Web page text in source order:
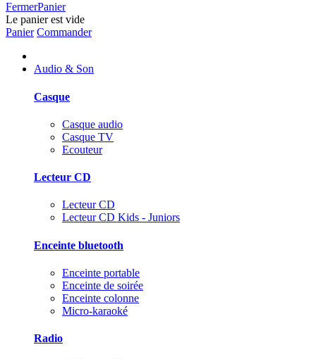
FermerPanier
Le panier est vide
Panier Commander
Audio & Son
Casque
Casque audio
Casque TV
Ecouteur
Lecteur CD
Lecteur CD
Lecteur CD Kids - Juniors
Enceinte bluetooth
Enceinte portable
Enceinte de soirée
Enceinte colonne
Micro-karaoké
Radio